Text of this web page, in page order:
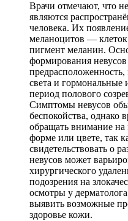
Врачи отмечают, что
являются
человека. Их
меланоцитов —
пигмент меланин.
формирования
предрасположенность,
света и гормональные
период полового
Симптомы невусов
беспокойства, однако
обращать внимание на
форме или цвете, так
свидетельствовать о
невусов может
хирургического
подозрения на
осмотры у
выявить возможные
здоровье кожи.